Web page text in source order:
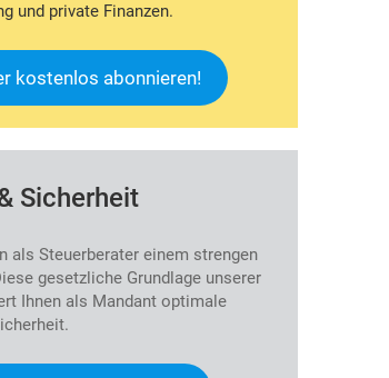
und private Finanzen.
kostenlos abonnieren!
Sicherheit
als Steuerberater einem strengen
gesetzliche Grundlage unserer
Ihnen als Mandant optimale